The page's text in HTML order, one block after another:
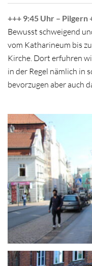
+++ 9:45 Uhr – Pilgern
Bewusst schweigend
vom Katharineum bis
Kirche. Dort erfuhren
in der Regel nämlich in
bevorzugen aber auch